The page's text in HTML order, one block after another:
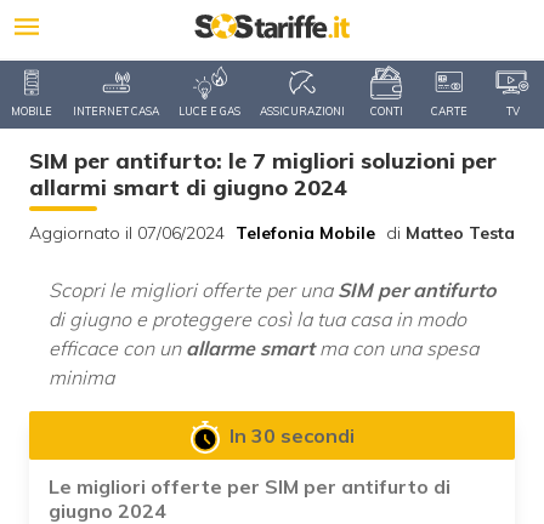
MOBILE INTERNET CASA LUCE E GAS ASSICURAZIONI CONTI CARTE TV
SIM per antifurto: le 7 migliori soluzioni per
allarmi smart di giugno 2024
Aggiornato il 07/06/2024 Telefonia Mobile di Matteo Testa
Scopri le migliori offerte per una SIM per antifurto
di giugno e proteggere così la tua casa in modo
efficace con un allarme smartma con una spesa
minima
In 30 secondi
Le migliori offerte per SIM per antifurto di
giugno 2024